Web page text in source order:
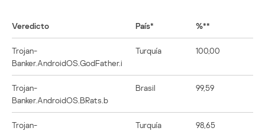
Veredicto País* %**
Trojan-
Banker.AndroidOS.GodFather.i
Turquía 100,00
Trojan-
Banker.AndroidOS.BRats.b
Brasil 99,59
Trojan-
Turquía 98,65